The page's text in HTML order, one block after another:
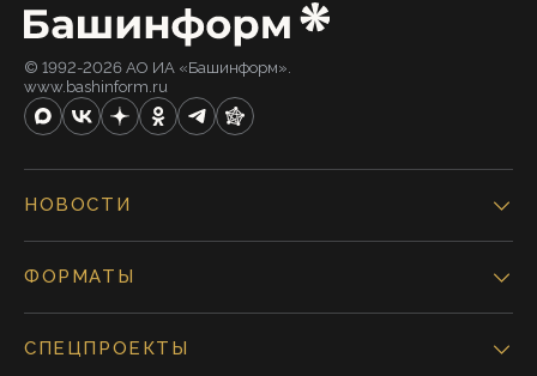
© 1992-2026 АО ИА «Башинформ».
www.bashinform.ru
НОВОСТИ
ФОРМАТЫ
СПЕЦПРОЕКТЫ